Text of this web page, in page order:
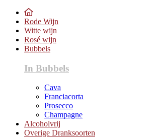
Rode Wijn
Witte wijn
Rosé wijn
Bubbels
In Bubbels
Cava
Franciacorta
Prosecco
Champagne
Alcoholvrij
Overige Dranksoorten